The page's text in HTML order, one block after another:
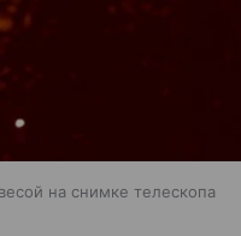
на снимке телескопа